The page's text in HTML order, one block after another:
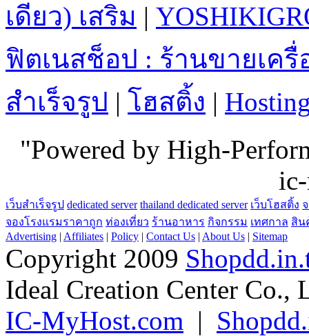
เดียว) เสริม |
ฟิตเนสช็อป : ร้านขายเค
สำเร็จรูป | โฮสติ้ง |
"Powered by High-
เว็บสำเร็จรูป dedicated server thailand dedicated server เว็บโฮสติ้ง
จองโรงแรมราคาถูก ท่องเที่ยว ร้านอาหาร กิจกรรม เทศกาล สิน
Advertising | Affiliates | Policy | Contact Us | About Us | Sitemap
Copyright 2009
Ideal Creation Center Co.,
IC-MyHost.com |